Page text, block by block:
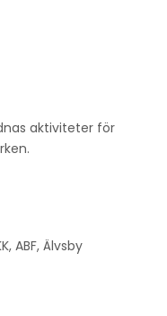
aktiviteter för
ABF, Älvsby